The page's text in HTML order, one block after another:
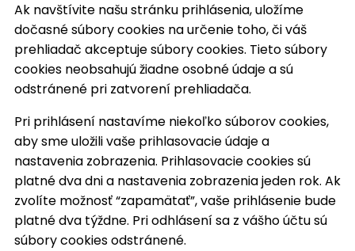
Ak navštívite našu stránku prihlásenia, uložíme
dočasné súbory cookies na určenie toho, či váš
prehliadač akceptuje súbory cookies. Tieto súbory
cookies neobsahujú žiadne osobné údaje a sú
odstránené pri zatvorení prehliadača.
Pri prihlásení nastavíme niekoľko súborov cookies,
aby sme uložili vaše prihlasovacie údaje a
nastavenia zobrazenia. Prihlasovacie cookies sú
platné dva dni a nastavenia zobrazenia jeden rok. Ak
zvolíte možnosť “zapamätať”, vaše prihlásenie bude
platné dva týždne. Pri odhlásení sa z vášho účtu sú
súbory cookies odstránené.